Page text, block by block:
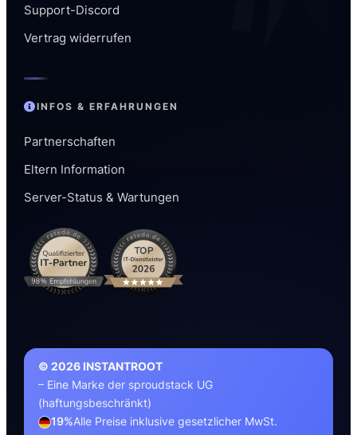
Hey
oder Problemen.
Verfügbar für 4 Std. 19 Min.
Aktionen & Rabatte
Ticket-Portal
~ 15 Min.
E-Mail
Support-Discord
Vertrag widerrufen
INFOS & ERFAHRUNGEN
Partnerschaften
Eltern Information
Server-Status & Wartungen
© 2026 INSTANTROOT
– Eine Marke der sproudstack UG
(haftungsbeschränkt)
19%Alle Preise inklusive gesetzlicher MwSt.